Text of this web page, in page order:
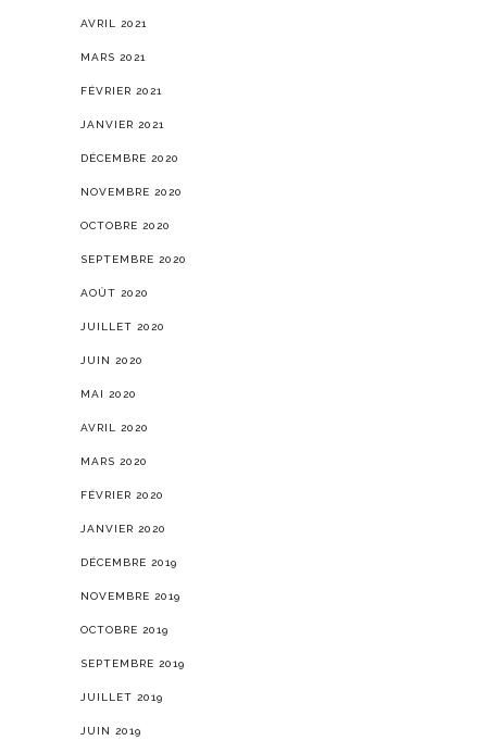
AVRIL 2021
MARS 2021
FÉVRIER 2021
JANVIER 2021
DÉCEMBRE 2020
NOVEMBRE 2020
OCTOBRE 2020
SEPTEMBRE 2020
AOÛT 2020
JUILLET 2020
JUIN 2020
MAI 2020
AVRIL 2020
MARS 2020
FÉVRIER 2020
JANVIER 2020
DÉCEMBRE 2019
NOVEMBRE 2019
OCTOBRE 2019
SEPTEMBRE 2019
JUILLET 2019
JUIN 2019